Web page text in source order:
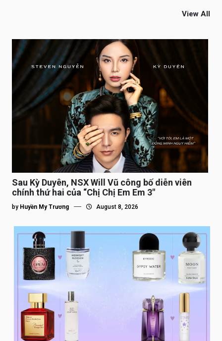
View All
Sau Kỳ Duyên, NSX Will Vũ công bố diễn viên
chính thứ hai của “Chị Chị Em Em 3″
by Huyền My Trương August 8, 2026